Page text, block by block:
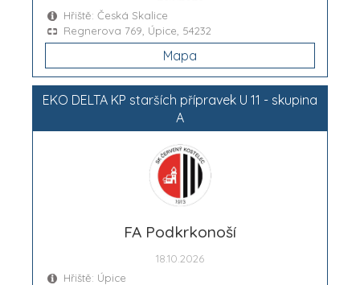
Hřiště: Česká Skalice
Regnerova 769, Úpice, 54232
Mapa
EKO DELTA KP starších přípravek U 11 - skupina
A
FA Podkrkonoší
18.10.2026
Hřiště: Úpice